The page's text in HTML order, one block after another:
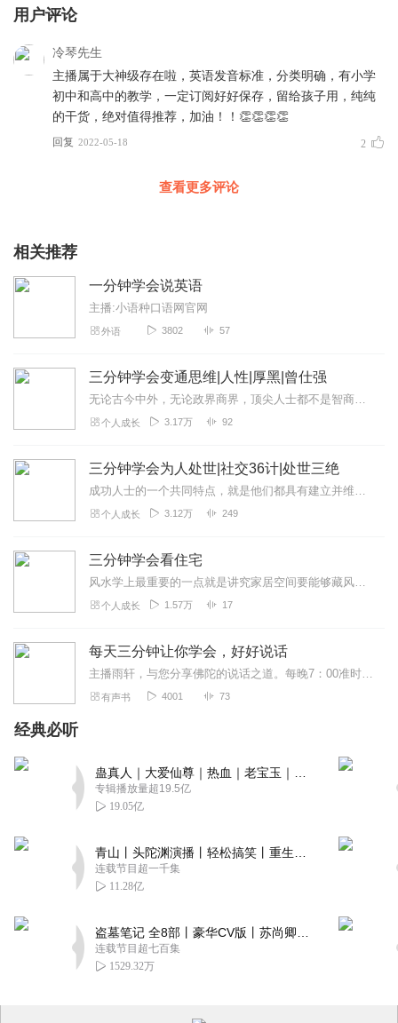
用户评论
冷琴先生
主播属于大神级存在啦，英语发音标准，分类明确，有小学
初中和高中的教学，一定订阅好好保存，留给孩子用，纯纯
的干货，绝对值得推荐，加油！！👏👏👏👏
回复 2022-05-18 2
查看更多评论
相关推荐
一分钟学会说英语
主播:小语种口语网官网
外语 3802 57
三分钟学会变通思维|人性|厚黑|曾仕强
无论古今中外，无论政界商界，顶尖人士都不是智商最高、学问最好的人，其他方面的条件也并不比一般人优越。他们唯一优于他人的，是懂得如何根据时势行变通之法。所以，...
个人成长 3.17万 92
三分钟学会为人处世|社交36计|处世三绝
成功人士的一个共同特点，就是他们都具有建立并维系一个良好的人际网络的能力。因为，我们立身处世，虽然要自力更生，不要轻易靠人。但从另一个角度来看，这个社会毕竟是集...
个人成长 3.12万 249
三分钟学会看住宅
风水学上最重要的一点就是讲究家居空间要能够藏风纳气。无论是阴宅还是阳宅，整个建筑的地理环境还是家里的室内空间都要讲究藏风纳气，气流循环。在室内家居...
个人成长 1.57万 17
每天三分钟让你学会，好好说话
主播雨轩，与您分享佛陀的说话之道。每晚7：00准时更新。助力你，学会说话改变人生。本书不只是术更是道。
有声书 4001 73
经典必听
专辑播放量超19.5亿
19.05亿
连载节目超一千集
11.28亿
连载节目超七百集
1529.32万